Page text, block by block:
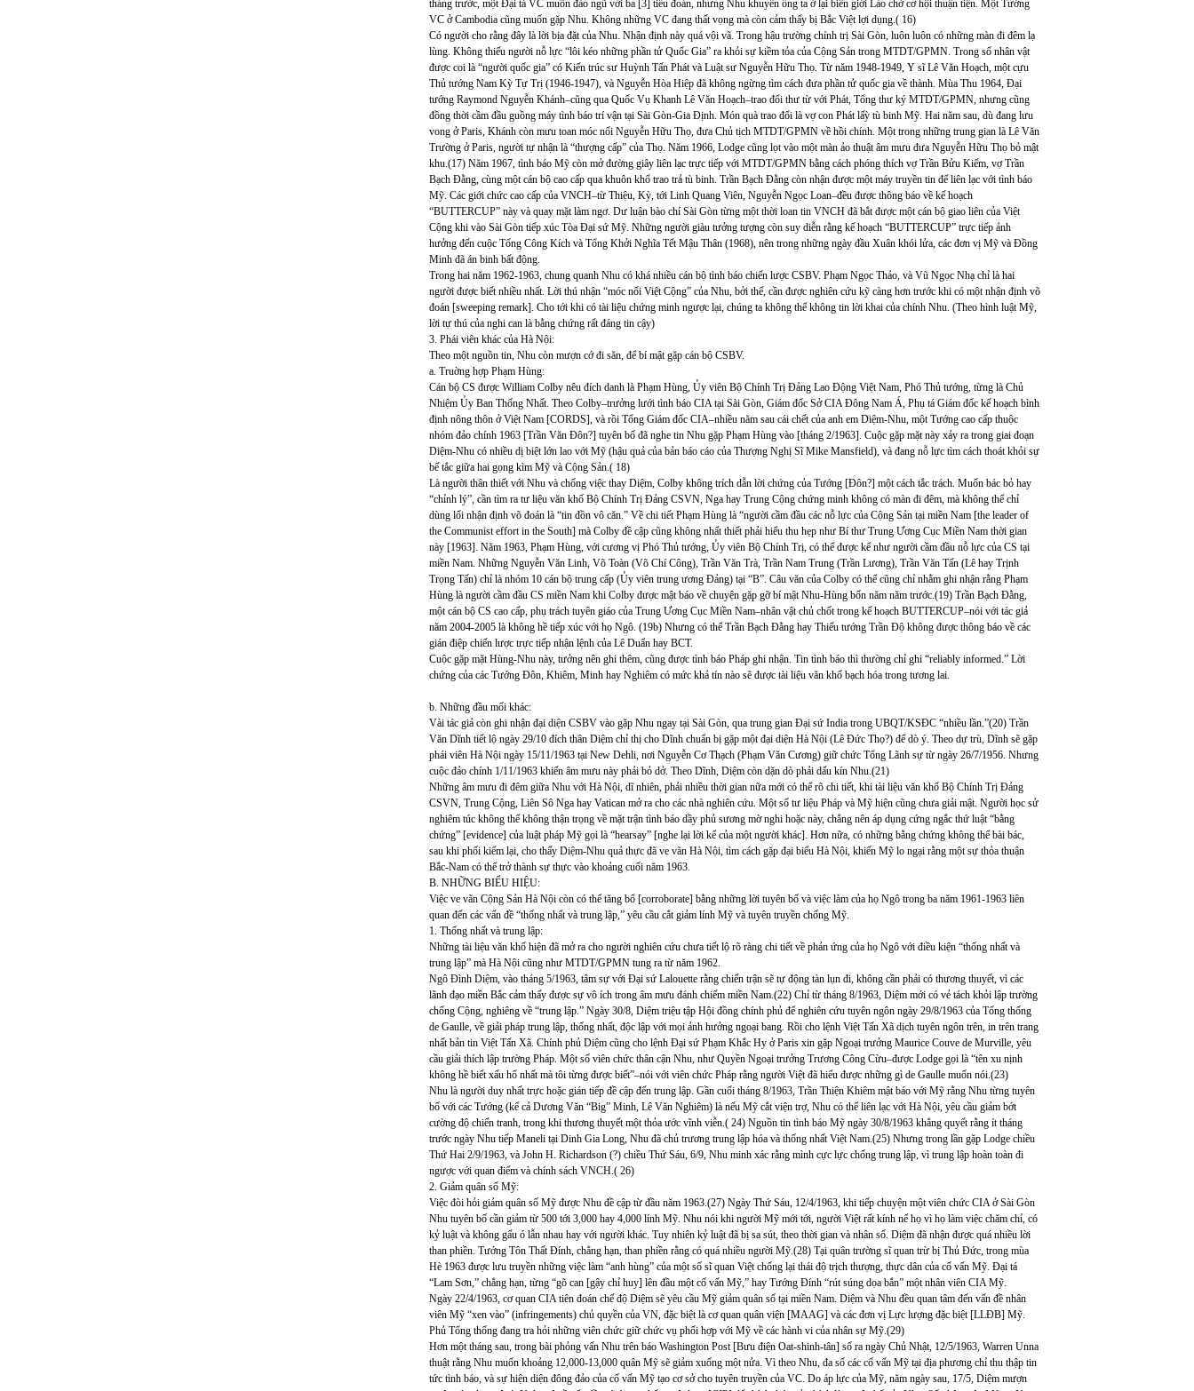
tháng trước, một Đại tá VC muốn đào ngũ với ba [3] tiểu đoàn, nhưng Nhu khuyên ông ta ở lại biên giới Lào chờ cơ hội thuận tiện. Một Tướng
VC ở Cambodia cũng muốn gặp Nhu. Không những VC đang thất vọng mà còn cảm thấy bị Bắc Việt lợi dụng.( 16)
Có người cho rằng đây là lời bịa đặt của Nhu. Nhận định này quá vội vã. Trong hậu trường chính trị Sài Gòn, luôn luôn có những màn đi đêm lạ
lùng. Không thiếu người nỗ lực “lôi kéo những phần tử Quốc Gia” ra khỏi sự kiềm tỏa của Cộng Sản trong MTDT/GPMN. Trong số nhân vật
được coi là “người quốc gia” có Kiến trúc sư Huỳnh Tấn Phát và Luật sư Nguyễn Hữu Thọ. Từ năm 1948-1949, Y sĩ Lê Văn Hoạch, một cựu
Thủ tướng Nam Kỳ Tự Trị (1946-1947), và Nguyễn Hòa Hiệp đã không ngừng tìm cách đưa phần tử quốc gia về thành. Mùa Thu 1964, Đại
tướng Raymond Nguyễn Khánh–cũng qua Quốc Vụ Khanh Lê Văn Hoạch–trao đổi thư từ với Phát, Tổng thư ký MTDT/GPMN, nhưng cũng
đồng thời cầm đầu guồng máy tình báo trí vận tại Sài Gòn-Gia Định. Món quà trao đổi là vợ con Phát lấỳ tù binh Mỹ. Hai năm sau, dù đang lưu
vong ở Paris, Khánh còn mưu toan móc nối Nguyễn Hữu Thọ, đưa Chủ tịch MTDT/GPMN về hồi chính. Một trong những trung gian là Lê Văn
Trường ở Paris, người tự nhận là “thượng cấp” của Thọ. Năm 1966, Lodge cũng lọt vào một màn ảo thuật âm mưu đưa Nguyễn Hữu Thọ bỏ mật
khu.(17) Năm 1967, tình báo Mỹ còn mở đường giây liên lạc trực tiếp với MTDT/GPMN bằng cách phóng thích vợ Trần Bửu Kiếm, vợ Trần
Bạch Đằng, cùng một cán bộ cao cấp qua khuôn khổ trao trả tù binh. Trần Bạch Đằng còn nhận được một máy truyền tin để liên lạc với tình báo
Mỹ. Các giới chức cao cấp của VNCH–từ Thiệu, Kỳ, tới Linh Quang Viên, Nguyễn Ngọc Loan–đều được thông báo về kế hoạch
“BUTTERCUP” này và quay mặt làm ngơ. Dư luận bào chí Sài Gòn từng một thời loan tin VNCH đã bắt được một cán bộ giao liên của Việt
Cộng khi vào Sài Gòn tiếp xúc Tòa Đại sứ Mỹ. Những người giàu tưởng tượng còn suy diễn rằng kế hoạch “BUTTERCUP” trực tiếp ảnh
hưởng đến cuộc Tổng Công Kích và Tổng Khởi Nghĩa Tết Mậu Thân (1968), nên trong những ngày đầu Xuân khói lửa, các đơn vị Mỹ và Đồng
Minh đã án binh bất động.
Trong hai năm 1962-1963, chung quanh Nhu có khá nhiều cán bộ tình báo chiến lược CSBV. Phạm Ngọc Thảo, và Vũ Ngọc Nhạ chỉ là hai
người được biết nhiều nhất. Lời thú nhận “móc nối Việt Cộng” của Nhu, bởi thế, cần được nghiên cứu kỹ càng hơn trước khi có một nhận định võ
đoán [sweeping remark]. Cho tới khi có tài liệu chứng minh ngược lại, chúng ta không thể không tin lời khai của chính Nhu. (Theo hình luật Mỹ,
lời tự thú của nghi can là bằng chứng rất đáng tin cậy)
3. Phái viên khác của Hà Nội:
Theo một nguồn tin, Nhu còn mượn cớ đi săn, để bí mật gặp cán bộ CSBV.
a. Truờng hợp Phạm Hùng:
Cán bộ CS được William Colby nêu đích danh là Phạm Hùng, Ủy viên Bộ Chính Trị Đảng Lao Động Việt Nam, Phó Thủ tướng, từng là Chủ
Nhiệm Ủy Ban Thống Nhất. Theo Colby–trưởng lưới tình báo CIA tại Sài Gòn, Giám đốc Sở CIA Đông Nam Á, Phụ tá Giám đốc kế hoạch bình
định nông thôn ở Việt Nam [CORDS], và rồi Tổng Giám đốc CIA–nhiều năm sau cái chết của anh em Diệm-Nhu, một Tướng cao cấp thuộc
nhóm đảo chính 1963 [Trần Văn Đôn?] tuyên bố đã nghe tin Nhu gặp Phạm Hùng vào [tháng 2/1963]. Cuộc gặp mặt này xảy ra trong giai đoạn
Diệm-Nhu có nhiều dị biệt lớn lao với Mỹ (hậu quả của bản báo cáo của Thượng Nghị Sĩ Mike Mansfield), và đang nỗ lực tìm cách thoát khỏi sự
bế tắc giữa hai gọng kìm Mỹ và Cộng Sản.( 18)
Là người thân thiết với Nhu và chống việc thay Diệm, Colby không trích dẫn lời chứng của Tướng [Đôn?] một cách tắc trách. Muốn bác bỏ hay
“chỉnh lý”, cần tìm ra tư liệu văn khố Bộ Chính Trị Đảng CSVN, Nga hay Trung Cộng chứng minh không có màn đi đêm, mà không thể chỉ
dùng lối nhận định võ đoán là “tin đồn vô căn.” Về chi tiết Phạm Hùng là “người cầm đầu các nỗ lực của Cộng Sản tại miền Nam [the leader of
the Communist effort in the South] mà Colby đề cập cũng không nhất thiết phải hiểu thu hẹp như Bí thư Trung Ương Cục Miền Nam thời gian
này [1963]. Năm 1963, Phạm Hùng, với cương vị Phó Thủ tướng, Ủy viên Bộ Chính Trị, có thể được kể như người cầm đầu nỗ lực của CS tại
miền Nam. Những Nguyễn Văn Linh, Võ Toàn (Võ Chí Công), Trần Văn Trà, Trần Nam Trung (Trần Lương), Trần Văn Tấn (Lê hay Trịnh
Trọng Tấn) chỉ là nhóm 10 cán bộ trung cấp (Ủy viên trung ương Đảng) tại “B”. Câu văn của Colby có thể cũng chỉ nhằm ghi nhận rằng Phạm
Hùng là người cầm đầu CS miền Nam khi Colby được mật báo về chuyện gặp gỡ bí mật Nhu-Hùng bốn năm năm trước.(19) Trần Bạch Đằng,
một cán bộ CS cao cấp, phụ trách tuyên giáo của Trung Ương Cục Miền Nam–nhân vật chủ chốt trong kế hoạch BUTTERCUP–nói với tác giả
năm 2004-2005 là không hề tiếp xúc với họ Ngô. (19b) Nhưng có thể Trần Bạch Đằng hay Thiếu tướng Trần Độ không được thông báo về các
gián điệp chiến lược trực tiếp nhận lệnh của Lê Duẩn hay BCT.
Cuộc gặp mặt Hùng-Nhu này, tưởng nên ghi thêm, cũng được tình báo Pháp ghi nhận. Tin tình báo thì thường chỉ ghi “reliably informed.” Lời
chứng của các Tướng Đôn, Khiêm, Minh hay Nghiêm có mức khả tín nào sẽ được tài liệu văn khố bạch hóa trong tương lai.
b. Những đầu mối khác:
Vài tác giả còn ghi nhận đại diện CSBV vào gặp Nhu ngay tại Sài Gòn, qua trung gian Đại sứ India trong UBQT/KSĐC “nhiều lần.”(20) Trần
Văn Dĩnh tiết lộ ngày 29/10 đích thân Diệm chỉ thị cho Dĩnh chuẩn bị gặp một đại diện Hà Nội (Lê Đức Thọ?) để dò ý. Theo dự trù, Dĩnh sẽ gặp
phái viên Hà Nội ngày 15/11/1963 tại New Dehli, nơi Nguyễn Cơ Thạch (Phạm Văn Cương) giữ chức Tổng Lãnh sự từ ngày 26/7/1956. Nhưng
cuộc đảo chính 1/11/1963 khiến âm mưu này phải bỏ dở. Theo Dĩnh, Diệm còn dặn dò phải dấu kín Nhu.(21)
Những âm mưu đi đêm giữa Nhu với Hà Nội, dĩ nhiên, phải nhiều thời gian nữa mới có thể rõ chi tiết, khi tài liệu văn khố Bộ Chính Trị Đảng
CSVN, Trung Cộng, Liên Sô Nga hay Vatican mở ra cho các nhà nghiên cứu. Một số tư liệu Pháp và Mỹ hiện cũng chưa giải mật. Người học sử
nghiêm túc không thể không thận trọng về mặt trận tình báo dầy phủ sương mờ nghi hoặc này, chẳng nên áp dụng cứng ngắc thứ luật “bằng
chứng” [evidence] của luật pháp Mỹ gọi là “hearsay” [nghe lại lời kể của một người khác]. Hơn nữa, có những bằng chứng không thể bài bác,
sau khi phối kiểm lại, cho thấy Diệm-Nhu quả thực đã ve vãn Hà Nội, tìm cách gặp đại biểu Hà Nội, khiến Mỹ lo ngại rằng một sự thỏa thuận
Bắc-Nam có thể trở thành sự thực vào khoảng cuối năm 1963.
B. NHỮNG BIỂU HIỆU:
Việc ve vãn Cộng Sản Hà Nội còn có thể tăng bổ [corroborate] bằng những lời tuyên bố và việc làm của họ Ngô trong ba năm 1961-1963 liên
quan đến các vấn đề “thống nhất và trung lập,” yêu cầu cắt giảm lính Mỹ và tuyên truyền chống Mỹ.
1. Thống nhất và trung lập:
Những tài liệu văn khố hiện đã mở ra cho người nghiên cứu chưa tiết lộ rõ ràng chi tiết về phản ứng của họ Ngô với điều kiện “thống nhất và
trung lập” mà Hà Nội cũng như MTDT/GPMN tung ra từ năm 1962.
Ngô Đình Diệm, vào tháng 5/1963, tâm sự với Đại sứ Lalouette rằng chiến trận sẽ tự động tàn lụn đi, không cần phải có thương thuyết, vì các
lãnh đạo miền Bắc cảm thấy được sự vô ích trong âm mưu đánh chiếm miền Nam.(22) Chỉ từ tháng 8/1963, Diệm mới có vẻ tách khỏi lập trường
chống Cộng, nghiêng về “trung lập.” Ngày 30/8, Diệm triệu tập Hội đồng chính phủ để nghiên cứu tuyên ngôn ngày 29/8/1963 của Tổng thống
de Gaulle, về giải pháp trung lập, thống nhất, độc lập với mọi ảnh hưởng ngoại bang. Rồi cho lệnh Việt Tấn Xã dịch tuyên ngôn trên, in trên trang
nhất bản tin Việt Tấn Xã. Chính phủ Diệm cũng cho lệnh Đại sứ Phạm Khắc Hy ở Paris xin gặp Ngoại trưởng Maurice Couve de Murville, yêu
cầu giải thích lập trường Pháp. Một số viên chức thân cận Nhu, như Quyền Ngoại trưởng Trương Công Cừu–được Lodge gọi là “tên xu nịnh
không hề biết xấu hổ nhất mà tôi từng được biết”–nói với viên chức Pháp rằng người Việt đã hiểu được những gì de Gaulle muốn nói.(23)
Nhu là người duy nhất trực hoặc gián tiếp đề cập đến trung lập. Gần cuối tháng 8/1963, Trần Thiện Khiêm mật báo với Mỹ rằng Nhu từng tuyên
bố với các Tướng (kể cả Dương Văn “Big” Minh, Lê Văn Nghiêm) là nếu Mỹ cắt viện trợ, Nhu có thể liên lạc với Hà Nội, yêu cầu giảm bớt
cường độ chiến tranh, trong khi thương thuyết một thỏa ước vĩnh viễn.( 24) Nguồn tin tình báo Mỹ ngày 30/8/1963 khẳng quyết rằng ít tháng
trước ngày Nhu tiếp Maneli tại Dinh Gia Long, Nhu đã chủ trương trung lập hóa và thống nhất Việt Nam.(25) Nhưng trong lần gặp Lodge chiều
Thứ Hai 2/9/1963, và John H. Richardson (?) chiều Thứ Sáu, 6/9, Nhu minh xác rằng mình cực lực chống trung lập, vì trung lập hoàn toàn đi
ngược với quan điểm và chính sách VNCH.( 26)
2. Giảm quân số Mỹ:
Việc đòi hỏi giảm quân số Mỹ được Nhu đề cập từ đầu năm 1963.(27) Ngày Thứ Sáu, 12/4/1963, khi tiếp chuyện một viên chức CIA ở Sài Gòn
Nhu tuyên bố cần giảm từ 500 tới 3,000 hay 4,000 lính Mỹ. Nhu nói khi người Mỹ mới tới, người Việt rất kính nể họ vì họ làm việc chăm chỉ, có
kỷ luật và không gấu ó lẫn nhau hay với người khác. Tuy nhiên kỷ luật đã bị sa sút, theo thời gian và nhân số. Diệm đã nhận được quá nhiều lời
than phiền. Tướng Tôn Thất Đính, chẳng hạn, than phiền rằng có quá nhiều người Mỹ.(28) Tại quân trường sĩ quan trừ bị Thủ Đức, trong mùa
Hè 1963 được lưu truyền những việc làm “anh hùng” của một số sĩ quan Việt chống lại thái độ trịch thượng, thực dân của cố vấn Mỹ. Đại tá
“Lam Sơn,” chẳng hạn, từng “gõ can [gậy chỉ huy] lên đầu một cố vấn Mỹ,” hay Tướng Đính “rút súng dọa bắn” một nhân viên CIA Mỹ.
Ngày 22/4/1963, cơ quan CIA tiên đoán chế độ Diệm sẽ yêu cầu Mỹ giảm quân số tại miền Nam. Diệm và Nhu đều quan tâm đến vấn đề nhân
viên Mỹ “xen vào” (infringements) chủ quyền của VN, đặc biệt là cơ quan quân viện [MAAG] và các đơn vị Lực lượng đặc biệt [LLĐB] Mỹ.
Phủ Tổng thống đang tra hỏi những viên chức giữ chức vụ phối hợp với Mỹ về các hành vi của nhân sự Mỹ.(29)
Hơn một tháng sau, trong bài phỏng vấn Nhu trên báo Washington Post [Bưu điện Oat-shinh-tân] số ra ngày Chủ Nhật, 12/5/1963, Warren Unna
thuật rằng Nhu muốn khoảng 12,000-13,000 quân Mỹ sẽ giảm xuống một nửa. Vì theo Nhu, đa số các cố vấn Mỹ tại địa phương chỉ thu thập tin
tức tình báo, và sự hiện diện đông đảo của cố vấn Mỹ tạo cơ sở cho tuyên truyền của VC. Do áp lực của Mỹ, năm ngày sau, 17/5, Diệm mượn